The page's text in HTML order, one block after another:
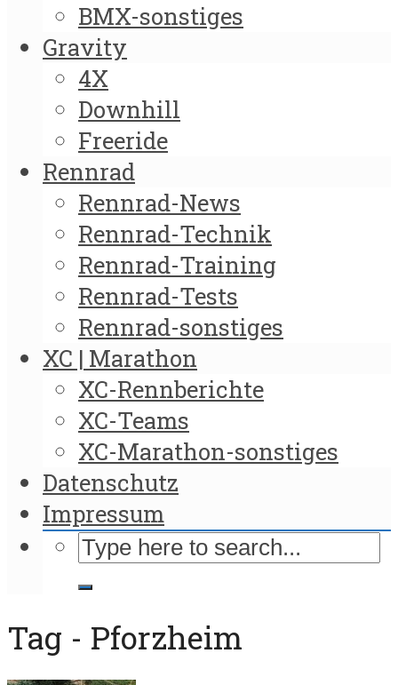
BMX-sonstiges
Gravity
4X
Downhill
Freeride
Rennrad
Rennrad-News
Rennrad-Technik
Rennrad-Training
Rennrad-Tests
Rennrad-sonstiges
XC | Marathon
XC-Rennberichte
XC-Teams
XC-Marathon-sonstiges
Datenschutz
Impressum
Tag - Pforzheim